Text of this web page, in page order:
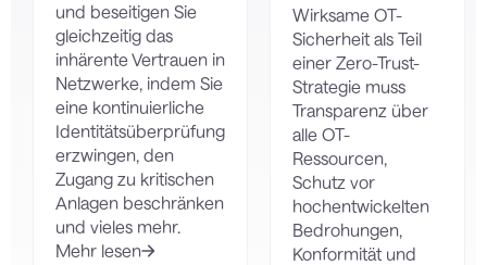
und beseitigen Sie
gleichzeitig das
inhärente Vertrauen in
Netzwerke, indem Sie
eine kontinuierliche
Identitätsüberprüfung
erzwingen, den
Zugang zu kritischen
Anlagen beschränken
und vieles mehr.
Mehr lesen
Wirksame OT-
Sicherheit als Teil
einer Zero-Trust-
Strategie muss
Transparenz über
alle OT-
Ressourcen,
Schutz vor
hochentwickelten
Bedrohungen,
Konformität und